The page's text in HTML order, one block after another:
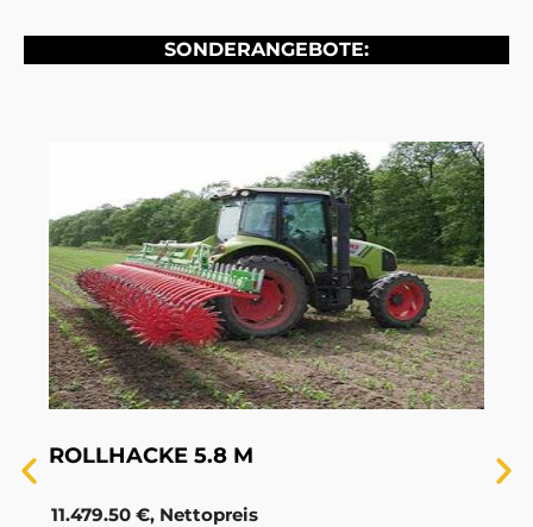
SONDERANGEBOTE:
ROLLHACKE 5.8 M
11.479.50 €, Nettopreis